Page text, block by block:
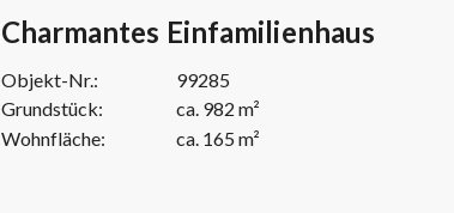
Charmantes Einfamilienhaus
Objekt-Nr.:
99285
Grundstück:
ca. 982 m²
Wohnfläche:
ca. 165 m²